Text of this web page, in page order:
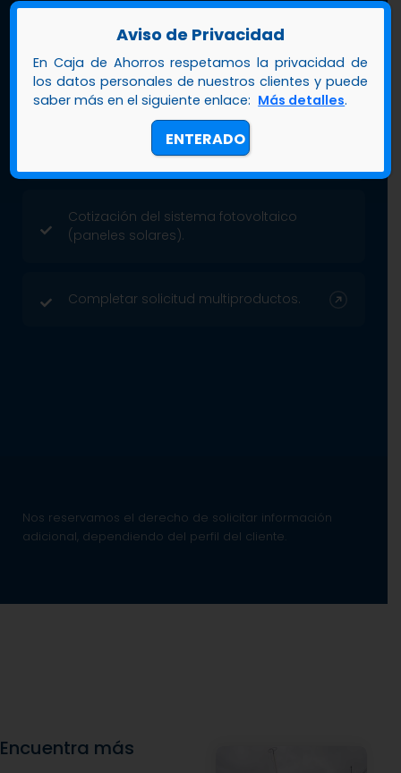
Copia del carnet de Jubilado.
Último talonario de pago.
Último recibo de pago de servicios
públicos (luz, agua o teléfono).
Cotización del sistema fotovoltaico
(paneles solares).
Completar solicitud multiproductos.
Nos reservamos el derecho de solicitar información
adicional, dependiendo del perfil del cliente.
Encuentra más
Aviso de Privacidad
En Caja de Ahorros respetamos la privacidad de
los datos personales de nuestros clientes y puede
saber más en el siguiente enlace: Más detalles.
ENTERADO